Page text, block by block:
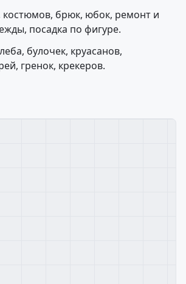
брюк, юбок, ремонт и
посадка по фигуре.
булочек, круасанов,
гренок, крекеров.